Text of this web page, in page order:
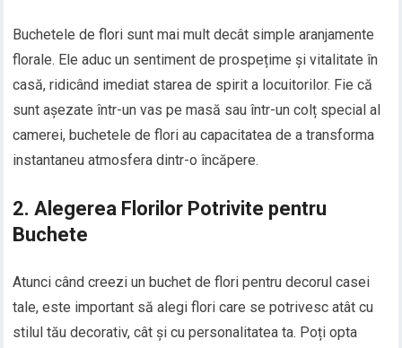
Buchetele de flori sunt mai mult decât simple aranjamente
florale. Ele aduc un sentiment de prospețime și vitalitate în
casă, ridicând imediat starea de spirit a locuitorilor. Fie că
sunt așezate într-un vas pe masă sau într-un colț special al
camerei, buchetele de flori au capacitatea de a transforma
instantaneu atmosfera dintr-o încăpere.
2. Alegerea Florilor Potrivite pentru
Buchete
Atunci când creezi un buchet de flori pentru decorul casei
tale, este important să alegi flori care se potrivesc atât cu
stilul tău decorativ, cât și cu personalitatea ta. Poți opta